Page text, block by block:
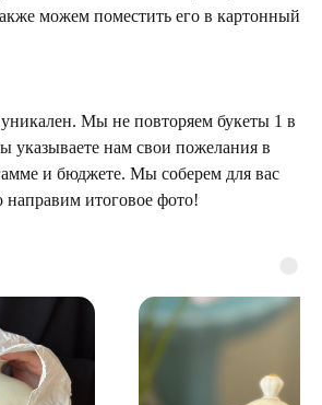
можем поместить его в картонный
Мы не повторяем букеты 1 в
указываете нам свои пожелания в
и бюджете. Мы соберем для вас
направим итоговое фото!
ТЕЛЕГРАМ-КАНАЛ
О ЦВЕТАХ
ТЕЛЕГРАМ-КАНАЛ
О ВИНТАЖЕ